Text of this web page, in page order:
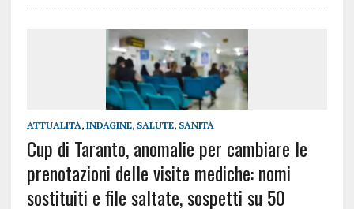
ATTUALITÀ, INDAGINE, SALUTE, SANITÀ
Cup di Taranto, anomalie per cambiare le
prenotazioni delle visite mediche: nomi
sostituiti e file saltate, sospetti su 50